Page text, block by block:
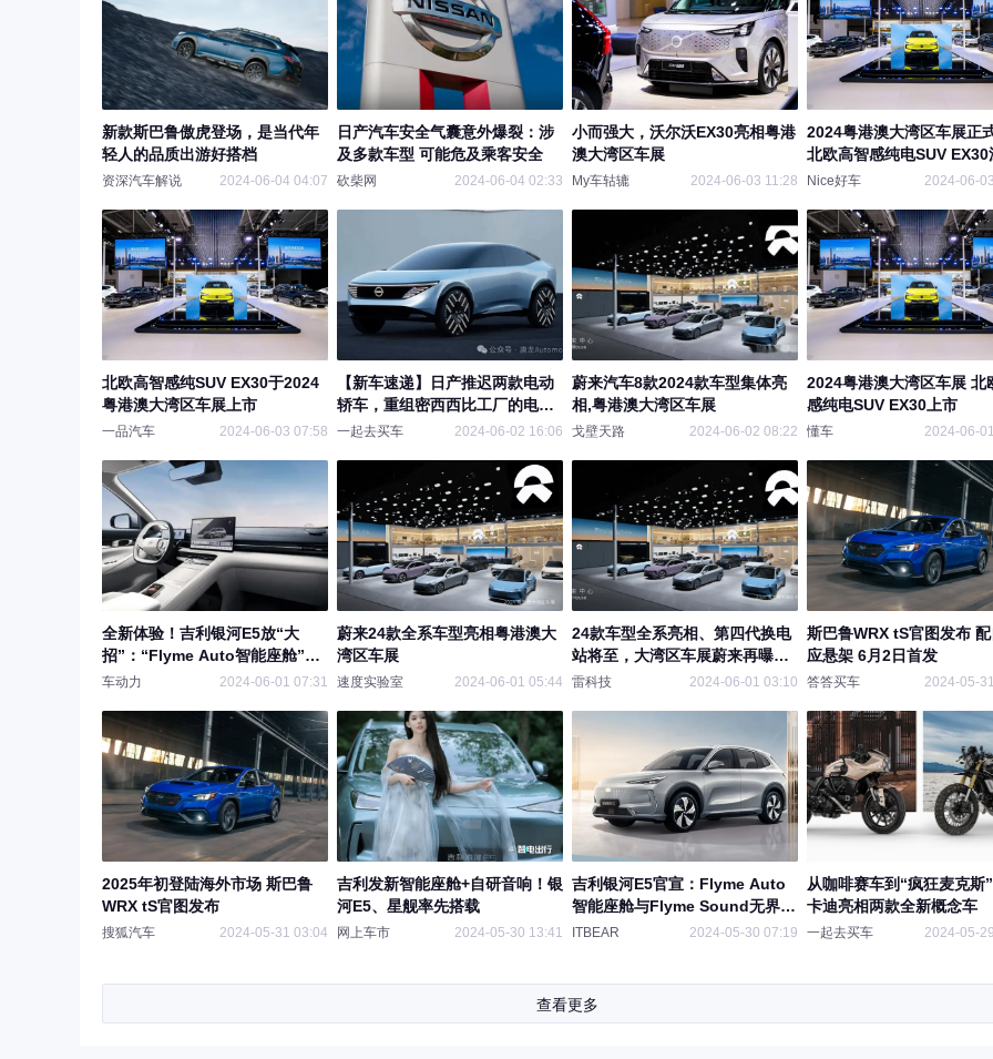
新款斯巴鲁傲虎登场，是当代年
轻人的品质出游好搭档
资深汽车解说 2024-06-04 04:07
日产汽车安全气囊意外爆裂：涉
及多款车型 可能危及乘客安全
砍柴网 2024-06-04 02:33
小而强大，沃尔沃EX30亮相粤港
澳大湾区车展
My车轱辘 2024-06-03 11:28
2024粤港澳大湾区车展正
北欧高智感纯电SUV EX30
耀目上市
Nice好车 2024-06-
北欧高智感纯SUV EX30于2024
粤港澳大湾区车展上市
一品汽车 2024-06-03 07:58
【新车速递】日产推迟两款电动
轿车，重组密西西比工厂的电动
汽车计划
一起去买车 2024-06-02 16:06
蔚来汽车8款2024款车型集体亮
相,粤港澳大湾区车展
戈壁天路 2024-06-02 08:22
2024粤港澳大湾区车展 北
感纯电SUV EX30上市
懂车 2024-06-
全新体验！吉利银河E5放“大
招”：“Flyme Auto智能座舱”首
发
车动力 2024-06-01 07:31
蔚来24款全系车型亮相粤港澳大
湾区车展
速度实验室 2024-06-01 05:44
24款车型全系亮相、第四代换电
站将至，大湾区车展蔚来再曝猛
料
雷科技 2024-06-01 03:10
斯巴鲁WRX tS官图发布
应悬架 6月2日首发
答答买车 2024-05-
2025年初登陆海外市场 斯巴鲁
WRX tS官图发布
搜狐汽车 2024-05-31 03:04
吉利发新智能座舱+自研音响！银
河E5、星舰率先搭载
网上车市 2024-05-30 13:41
吉利银河E5官宣：Flyme Auto
智能座舱与Flyme Sound无界之
声，引领智能潮流
ITBEAR 2024-05-30 07:19
从咖啡赛车到“疯狂麦克斯
卡迪亮相两款全新概念车
一起去买车 2024-05-
查看更多